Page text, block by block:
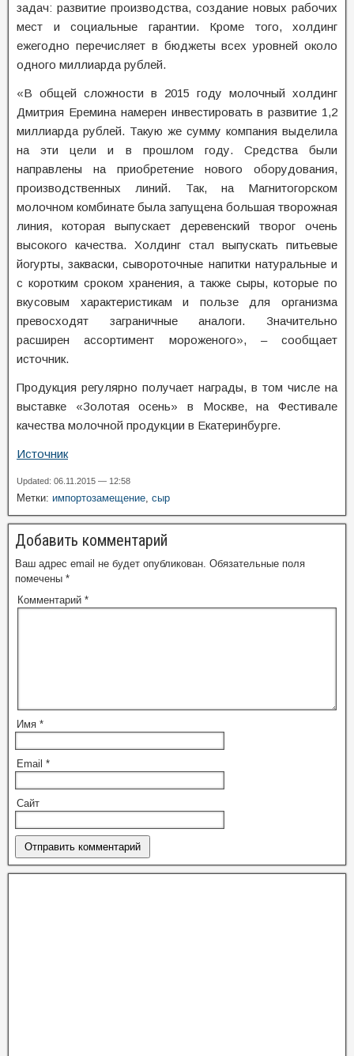
задач: развитие производства, создание новых рабочих
мест и социальные гарантии. Кроме того, холдинг
ежегодно перечисляет в бюджеты всех уровней около
одного миллиарда рублей.
«В общей сложности в 2015 году молочный холдинг
Дмитрия Еремина намерен инвестировать в развитие 1,2
миллиарда рублей. Такую же сумму компания выделила
на эти цели и в прошлом году. Средства были
направлены на приобретение нового оборудования,
производственных линий. Так, на Магнитогорском
молочном комбинате была запущена большая творожная
линия, которая выпускает деревенский творог очень
высокого качества. Холдинг стал выпускать питьевые
йогурты, закваски, сывороточные напитки натуральные и
с коротким сроком хранения, а также сыры, которые по
вкусовым характеристикам и пользе для организма
превосходят заграничные аналоги. Значительно
расширен ассортимент мороженого», – сообщает
источник.
Продукция регулярно получает награды, в том числе на
выставке «Золотая осень» в Москве, на Фестивале
качества молочной продукции в Екатеринбурге.
Источник
Updated: 06.11.2015 — 12:58
Метки: импортозамещение, сыр
Добавить комментарий
Ваш адрес email не будет опубликован. Обязательные поля
помечены *
Комментарий *
Имя *
Email *
Сайт